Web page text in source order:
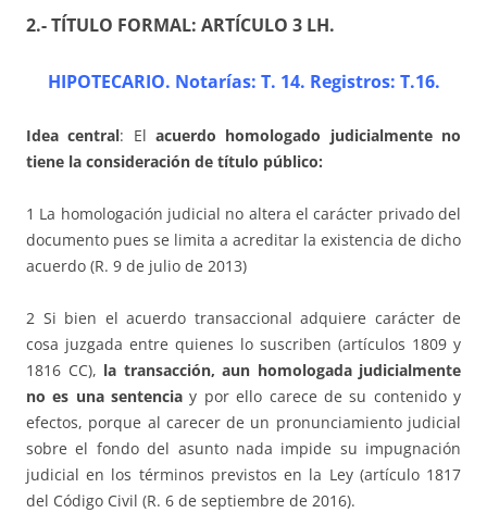
2.- TÍTULO FORMAL: ARTÍCULO 3 LH.
HIPOTECARIO. Notarías: T. 14. Registros: T.16.
Idea central: Elacuerdo homologado judicialmente no
tiene la consideración de título público:
1 La homologación judicial no altera el carácter privado del
documento pues se limita a acreditar la existencia de dicho
acuerdo (R. 9 de julio de 2013)
2 Si bien el acuerdo transaccional adquiere carácter de
cosa juzgada entre quienes lo suscriben (artículos 1809 y
1816 CC), la transacción, aun homologada judicialmente
no es una sentencia y por ello carece de su contenido y
efectos, porque al carecer de un pronunciamiento judicial
sobre el fondo del asunto nada impide su impugnación
judicial en los términos previstos en la Ley (artículo 1817
del Código Civil (R. 6 de septiembre de 2016).